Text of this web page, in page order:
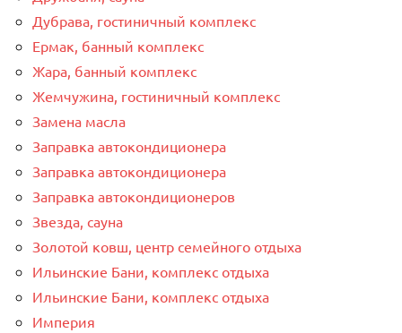
Дубрава, гостиничный комплекс
Ермак, банный комплекс
Жара, банный комплекс
Жемчужина, гостиничный комплекс
Замена масла
Заправка автокондиционера
Заправка автокондиционера
Заправка автокондиционеров
Звезда, сауна
Золотой ковш, центр семейного отдыха
Ильинские Бани, комплекс отдыха
Ильинские Бани, комплекс отдыха
Империя